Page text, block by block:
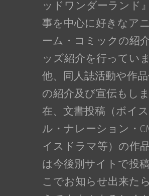
ッドワンダーランド
事を中心に好きなア
ーム・コミックの紹
ッズ紹介を行ってい
他、同人誌活動や作
の紹介及び宣伝もし
在、文書投稿（ボイ
ル・ナレーション・
イスドラマ等）の作
は今後別サイトで投
こでお知らせ出来た